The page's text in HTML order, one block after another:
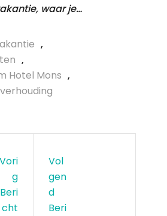
waar je…
,
,
Hotel Mons ,
Vori
G
Beri
Cht
Vol
Gen
D
Beri